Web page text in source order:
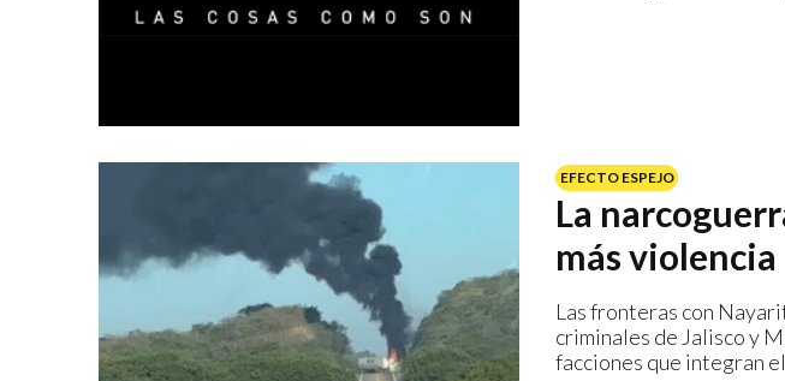
EFECTO ESPEJO
La
más violencia
Las fronteras con
criminales de Jalisco y
facciones que integran